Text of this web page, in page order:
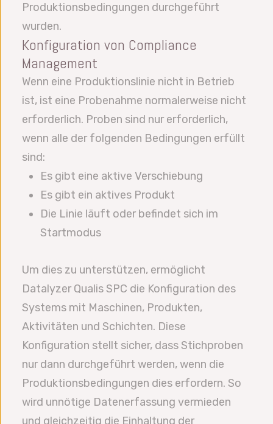
Produktionsbedingungen durchgeführt
wurden.
Konfiguration von Compliance
Management
Wenn eine Produktionslinie nicht in Betrieb
ist, ist eine Probenahme normalerweise nicht
erforderlich. Proben sind nur erforderlich,
wenn alle der folgenden Bedingungen erfüllt
sind:
Es gibt eine aktive Verschiebung
Es gibt ein aktives Produkt
Die Linie läuft oder befindet sich im
Startmodus
Um dies zu unterstützen, ermöglicht
Datalyzer Qualis SPC die Konfiguration des
Systems mit Maschinen, Produkten,
Aktivitäten und Schichten. Diese
Konfiguration stellt sicher, dass Stichproben
nur dann durchgeführt werden, wenn die
Produktionsbedingungen dies erfordern. So
wird unnötige Datenerfassung vermieden
und gleichzeitig die Einhaltung der